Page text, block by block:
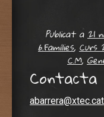
Publicat a21
6.Famílies, Curs
C.M,
Contacta
abarrera@xtec.cat